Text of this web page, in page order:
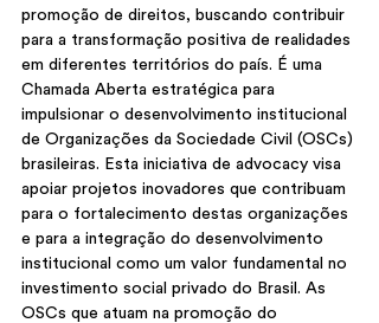
promoção de direitos, buscando contribuir
para a transformação positiva de realidades
em diferentes territórios do país. É uma
Chamada Aberta estratégica para
impulsionar o desenvolvimento institucional
de Organizações da Sociedade Civil (OSCs)
brasileiras. Esta iniciativa de advocacy visa
apoiar projetos inovadores que contribuam
para o fortalecimento destas organizações
e para a integração do desenvolvimento
institucional como um valor fundamental no
investimento social privado do Brasil. As
OSCs que atuam na promoção do